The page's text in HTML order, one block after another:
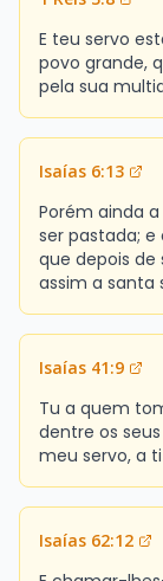
E teu servo
povo grande,
pela sua
Isaías 6:13
Porém ainda
ser pastada;
que depois
assim a santa
Isaías 41:9
Tu a quem
dentre os
meu servo, a
Isaías 62:12